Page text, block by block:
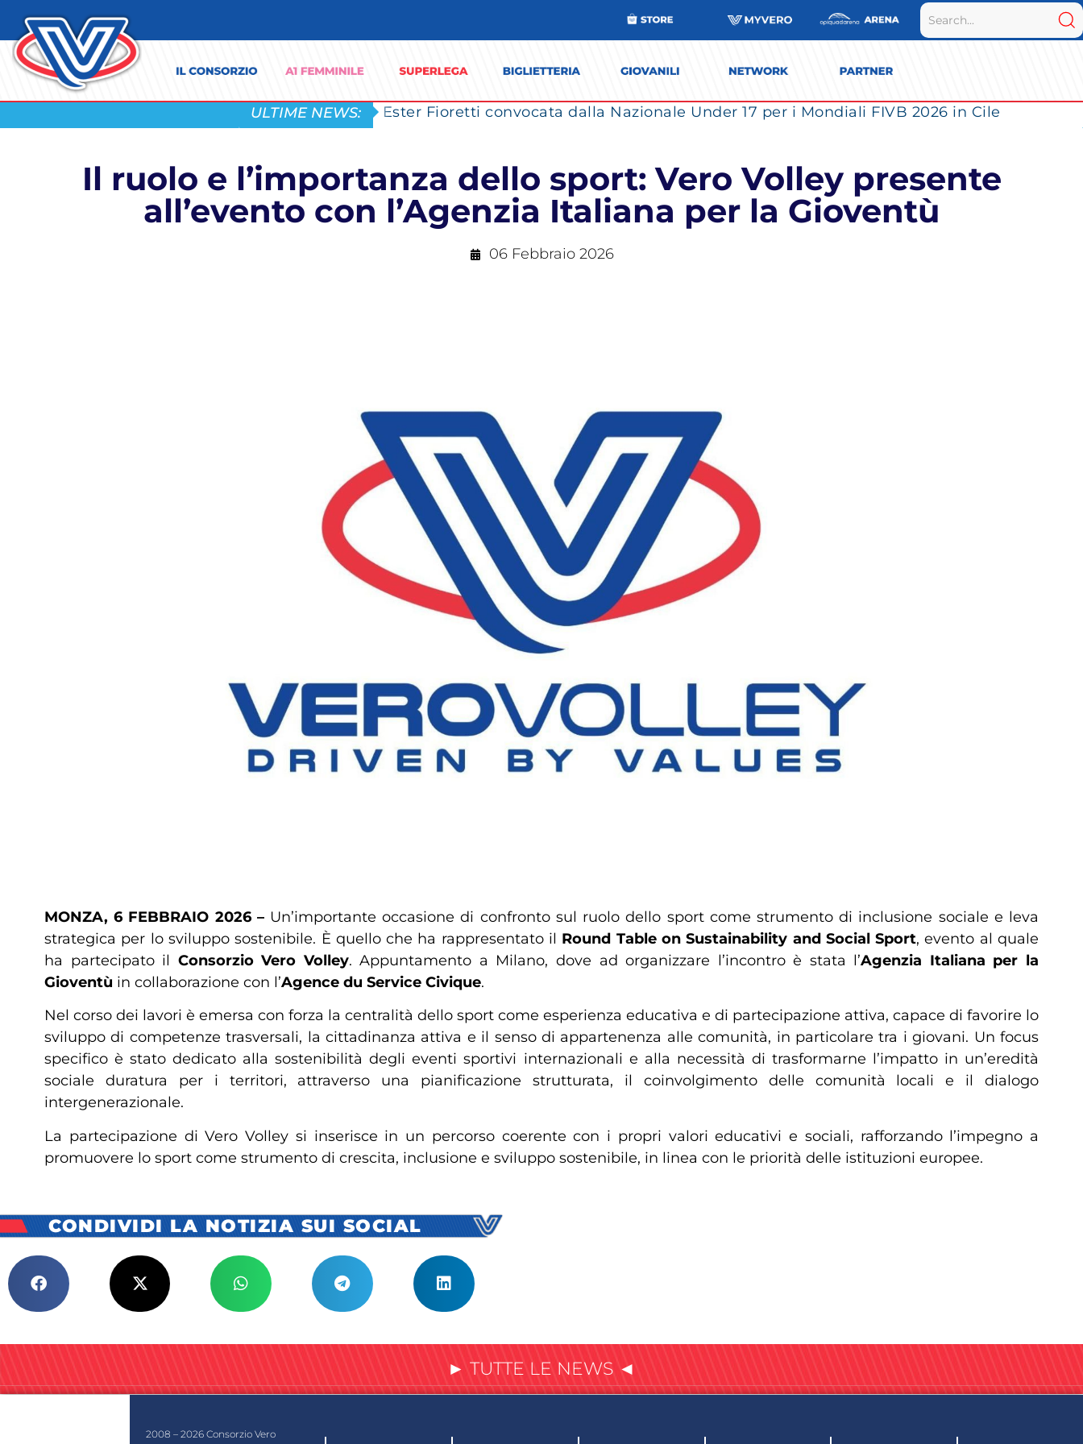
ULTIME NEWS: Ester Fioretti convocata dalla Nazionale Under 17 per i Mondiali FIVB 2026 in Cile
Il ruolo e l’importanza dello sport: Vero Volley presente
all’evento con l’Agenzia Italiana per la Gioventù
06 Febbraio 2026
MONZA, 6 FEBBRAIO 2026 – Un’importante occasione di confronto sul ruolo dello sport come strumento di inclusione sociale e leva
strategica per lo sviluppo sostenibile. È quello che ha rappresentato il Round Table on Sustainability and Social Sport, evento al quale
ha partecipato il Consorzio Vero Volley. Appuntamento a Milano, dove ad organizzare l’incontro è stata l’Agenzia Italiana per la
Gioventù in collaborazione con l’Agence du Service Civique.
Nel corso dei lavori è emersa con forza la centralità dello sport come esperienza educativa e di partecipazione attiva, capace di favorire lo
sviluppo di competenze trasversali, la cittadinanza attiva e il senso di appartenenza alle comunità, in particolare tra i giovani. Un focus
specifico è stato dedicato alla sostenibilità degli eventi sportivi internazionali e alla necessità di trasformarne l’impatto in un’eredità
sociale duratura per i territori, attraverso una pianificazione strutturata, il coinvolgimento delle comunità locali e il dialogo
intergenerazionale.
La partecipazione di Vero Volley si inserisce in un percorso coerente con i propri valori educativi e sociali, rafforzando l’impegno a
promuovere lo sport come strumento di crescita, inclusione e sviluppo sostenibile, in linea con le priorità delle istituzioni europee.
CONDIVIDI LA NOTIZIA SUI SOCIAL
► TUTTE LE NEWS ◄
2008 – 2026 Consorzio Vero